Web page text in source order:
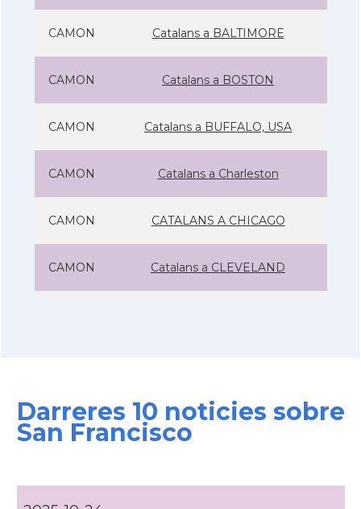
CAMON Catalans a BALTIMORE
CAMON Catalans a BOSTON
CAMON Catalans a BUFFALO, USA
CAMON Catalans a Charleston
CAMON CATALANS A CHICAGO
CAMON Catalans a CLEVELAND
CAMON Catalans a CONNECTICUT
CAMON
Darreres 10 noticies sobre
San Francisco